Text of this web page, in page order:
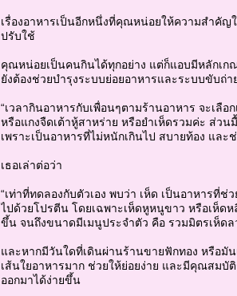
เรื่องอาหารเป็นอีกหนึ่งที่คุณหน่อยให้ความสำคัญ
ปรับใช้
คุณหน่อยเป็นคนกินได้ทุกอย่าง แต่ก็แอบมีหลักเก
ยังต้องช่วยบำรุงระบบย่อยอาหารและระบบขับถ่า
“เวลากินอาหารกับเพื่อนๆตามร้านอาหาร จะเลื
หรือแกงจืดเต้าหู้สาหร่าย หรือยำเห็ดรวมค่ะ ส่ว
เพราะเป็นอาหารที่ไม่หนักเกินไป สบายท้อง และ
เธอเล่าต่อว่า
“เท่าที่ทดลองกับตัวเอง พบว่า เห็ด เป็นอาหารที่
ไปด้วยโปรตีน โดยเฉพาะเห็ดหูหนูขาว หรือเห็
ขึ้น จนถึงขนาดมีเมนูประจำตัว คือ รวมมิตรเห็ด
และหากมีวันใดที่เดินผ่านร้านขายฟักทอง หรือมั
เส้นใยอาหารมาก ช่วยให้ย่อยง่าย และมีคุณสมบั
ออกมาได้ง่ายขึ้น